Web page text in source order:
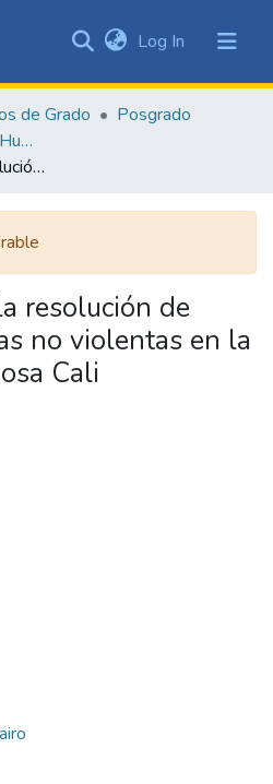
&
Collections
All of DSpace
Statistics
Log In (current)
de Grado
Posgrado
Maestría en Derechos Humanos y Cultura de Paz
Estrategia para la resolución de conflictos por vías no violentas en la cárcel Villahermosa Cali
resolución de
no violentas en la
Cali